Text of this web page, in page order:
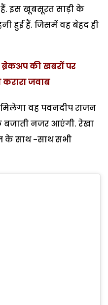
इस खूबसूरत साड़ी के
हुई हैं. जिसमें वह बेहद ही
की खबरों पर
करारा जवाब
वह पवनदीप राजन
नजर आएंगी. रेखा
के साथ -साथ सभी